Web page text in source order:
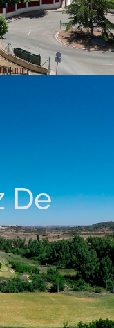
De